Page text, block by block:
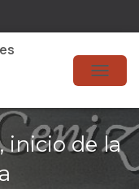
T
O
G
inicio de la